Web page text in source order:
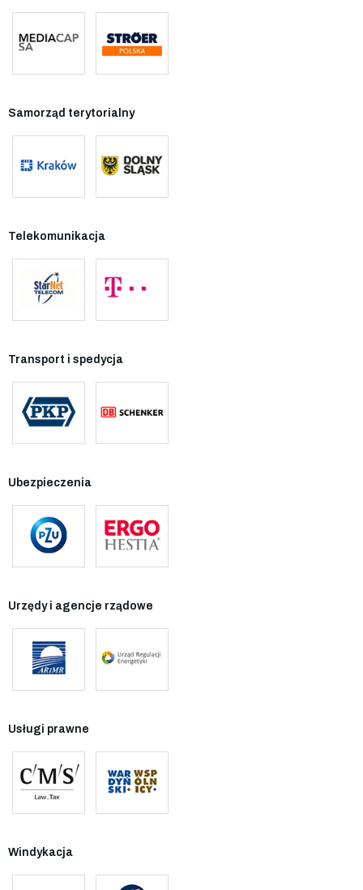
Samorząd terytorialny
Telekomunikacja
Transport i spedycja
Ubezpieczenia
Urzędy i agencje rządowe
Usługi prawne
Windykacja